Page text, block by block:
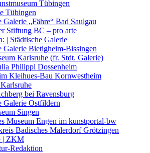
Ausschreibungen für Künstler
Tübingen
Tübingen
Galerie „Fähre“ Bad Saulgau
Stiftung BC – pro arte
| Städtische Galerie
Galerie Bietigheim-Bissingen
Karlsruhe (fr. Stdt. Galerie)
Philippi Dossenheim
Kleihues-Bau Kornwestheim
bei Ravensburg
Galerie Ostfildern
Singen
Museum Engen im kunstportal-bw
Badisches Malerdorf Grötzingen
| ZKM
Redaktion